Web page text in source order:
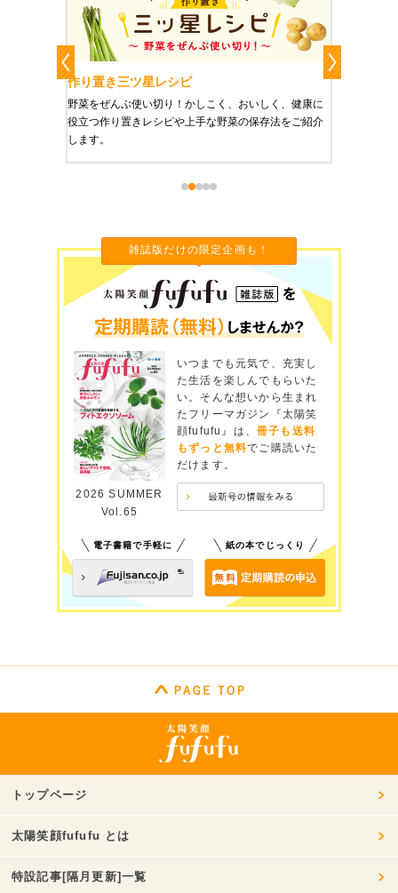
作り置きおかずレシピ
栄養豊富で美と健康にうれしい「作り置きおかず」を
ご紹介します。
雑誌版だけの限定企画も！
2026 SUMMER
Vol.65
いつまでも元気で、充実し
た生活を楽しんでもらいた
い。そんな想いから生まれ
たフリーマガジン『太陽笑
顔fufufu』は、 冊子も送料
もずっと無料でご購読いた
だけます。
電子書籍で手軽に 紙の本でじっくり
トップページ
太陽笑顔fufufu とは
特設記事[隔月更新]一覧